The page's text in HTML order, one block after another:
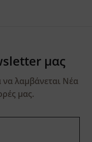
μας
λαμβάνεται Νέα
μας.